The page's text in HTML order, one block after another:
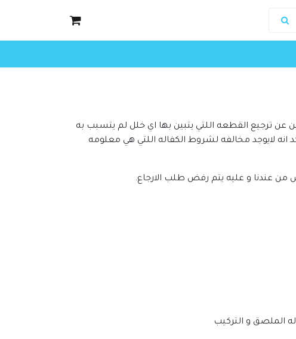
ترجيع القطعه اللتي يتبين بها اي خلل لم يتسبب به
انه لايوجد مخالفه لشروط الكفاله اللتي هي معلومه
عندنا و عليه يتم رفض طلب الارجاع.
الملصق و التركيب